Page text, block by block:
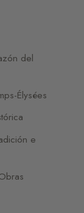
del
Élysées
e